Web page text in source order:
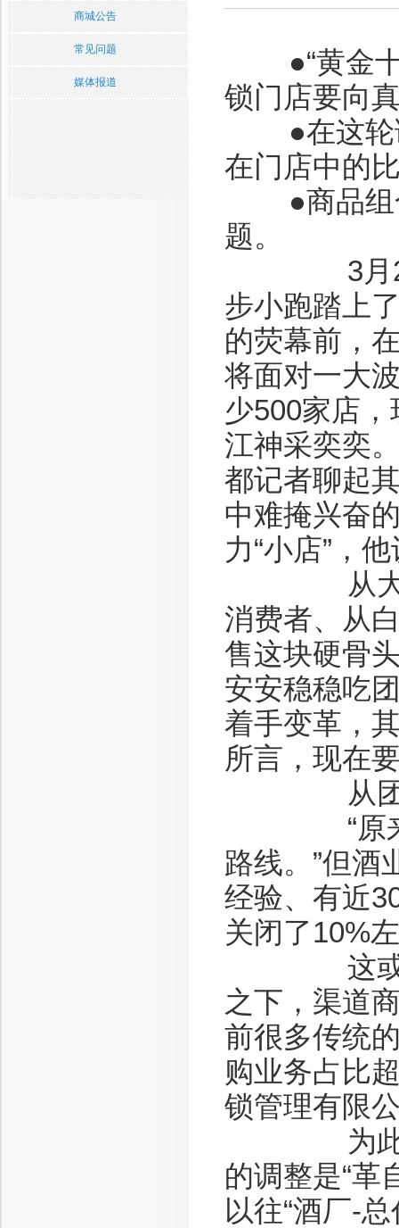
商城公告
常见问题
媒体报道
●“黄金十
锁门店要向
●在这轮调
在门店中的
●商品组合
题。
3月23日
步小跑踏上
的荧幕前，
将面对一大
少500家店，
江神采奕奕
都记者聊起
中难掩兴奋
力“小店”，
从大店向
消费者、从
售这块硬骨
安安稳稳吃
着手变革，
所言，现在
从团购
“原来的
路线。”但酒
经验、有近
关闭了10%
这或许只
之下，渠道
前很多传统
购业务占比
锁管理有限
为此，随
的调整是“革
以往“酒厂-